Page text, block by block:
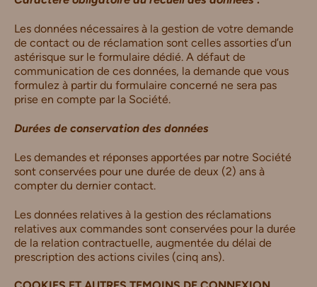
Les données nécessaires à la gestion de votre demande
de contact ou de réclamation sont celles assorties d’un
astérisque sur le formulaire dédié. A défaut de
communication de ces données, la demande que vous
formulez à partir du formulaire concerné ne sera pas
prise en compte par la Société.
Durées de conservation des données
Les demandes et réponses apportées par notre Société
sont conservées pour une durée de deux (2) ans à
compter du dernier contact.
Les données relatives à la gestion des réclamations
relatives aux commandes sont conservées pour la durée
de la relation contractuelle, augmentée du délai de
prescription des actions civiles (cinq ans).